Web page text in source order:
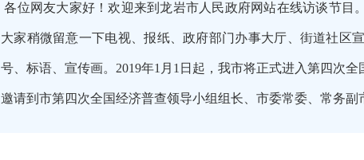
各位网友大家好！欢迎来到龙岩市人民政府网站在线访谈节目
大家稍微留意一下电视、报纸、政府部门办事大厅、街道社区
号、标语、宣传画。2019年1月1日起，我市将正式进入第四次
邀请到市第四次全国经济普查领导小组组长、市委常委、常务副